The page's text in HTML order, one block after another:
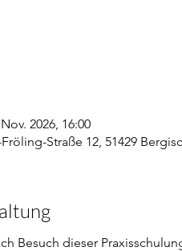
2026, 16:00
Straße 12, 51429
Besuch dieser